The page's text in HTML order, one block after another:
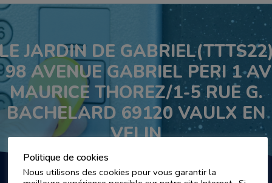
JARDIN DE
98 AVENUE GABRIEL PERI 1 AV
MAURICE THOREZ/1-5 RUE G.
BACHELARD 69120 VAULX EN
VELIN
Politique de cookies
Nous utilisons des cookies pour vous garantir la